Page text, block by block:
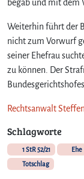
begab und mit dem
Weiterhin führt der
nicht zum Vorwurf
seiner Ehefrau
zu können. Der
Rechtsanwalt
Schlagworte
1 StR 52/21 Ehe
Totschlag